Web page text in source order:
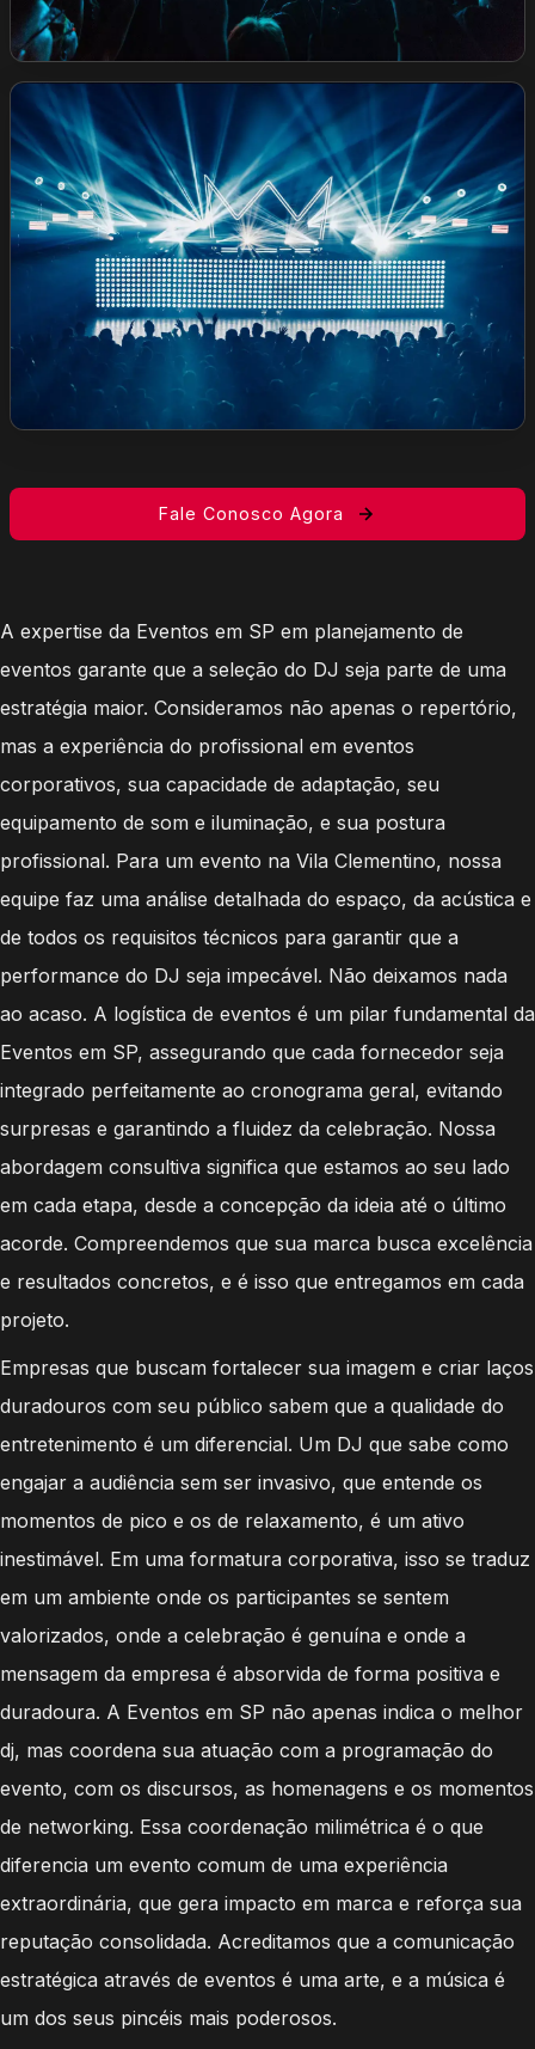
Fale Conosco Agora
A expertise da Eventos em SP em planejamento de
eventos garante que a seleção do DJ seja parte de uma
estratégia maior. Consideramos não apenas o repertório,
mas a experiência do profissional em eventos
corporativos, sua capacidade de adaptação, seu
equipamento de som e iluminação, e sua postura
profissional. Para um evento na Vila Clementino, nossa
equipe faz uma análise detalhada do espaço, da acústica e
de todos os requisitos técnicos para garantir que a
performance do DJ seja impecável. Não deixamos nada
ao acaso. A logística de eventos é um pilar fundamental da
Eventos em SP, assegurando que cada fornecedor seja
integrado perfeitamente ao cronograma geral, evitando
surpresas e garantindo a fluidez da celebração. Nossa
abordagem consultiva significa que estamos ao seu lado
em cada etapa, desde a concepção da ideia até o último
acorde. Compreendemos que sua marca busca excelência
e resultados concretos, e é isso que entregamos em cada
projeto.
Empresas que buscam fortalecer sua imagem e criar laços
duradouros com seu público sabem que a qualidade do
entretenimento é um diferencial. Um DJ que sabe como
engajar a audiência sem ser invasivo, que entende os
momentos de pico e os de relaxamento, é um ativo
inestimável. Em uma formatura corporativa, isso se traduz
em um ambiente onde os participantes se sentem
valorizados, onde a celebração é genuína e onde a
mensagem da empresa é absorvida de forma positiva e
duradoura. A Eventos em SP não apenas indica o melhor
dj, mas coordena sua atuação com a programação do
evento, com os discursos, as homenagens e os momentos
de networking. Essa coordenação milimétrica é o que
diferencia um evento comum de uma experiência
extraordinária, que gera impacto em marca e reforça sua
reputação consolidada. Acreditamos que a comunicação
estratégica através de eventos é uma arte, e a música é
um dos seus pincéis mais poderosos.